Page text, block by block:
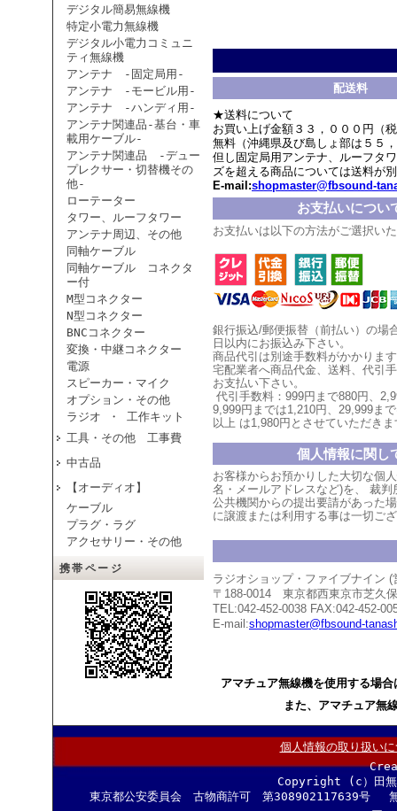
デジタル簡易無線機
特定小電力無線機
デジタル小電力コミュニ
ティ無線機
アンテナ -固定局用-
アンテナ -モービル用-
アンテナ -ハンディ用-
アンテナ関連品-基台・車
載用ケーブル-
アンテナ関連品 -デュー
プレクサー・切替機その
他-
ローテーター
タワー、ルーフタワー
アンテナ周辺、その他
同軸ケーブル
同軸ケーブル コネクタ
ー付
M型コネクター
N型コネクター
BNCコネクター
変換・中継コネクター
電源
スピーカー・マイク
オプション・その他
ラジオ ・ 工作キット
工具・その他 工事費
中古品
【オーディオ】
ケーブル
プラグ・ラグ
アクセサリー・その他
携帯ページ
配送料
★送料について
お買い上げ金額３３，０００円（
無料（沖縄県及び島しょ部は５５
但し固定局用アンテナ、ルーフタ
ズを超える商品については送料が
E-mail:shopmaster@fbsound-
お支払いについ
お支払いは以下の方法がご選択い
銀行振込/郵便振替（前払い）の場
日以内にお振込み下さい。
商品代引は別途手数料がかかりま
宅配業者へ商品代金、送料、代引
お支払い下さい。
代引手数料：999円まで880円、
9,999円までは1,210円、 29,999まで
以上 は1,980円とさせていただき
個人情報に関し
お客様からお預かりした大切な個
名・メールアドレスなど)を、 裁判
公共機関からの提出要請があった
に譲渡または利用する事は一切ご
ラジオショップ・ファイブナイン
〒188-0014 東京都西東京市芝久
TEL:042-452-0038 FAX:042-452-
E-mail:shopmaster@fbsound-
アマチュア無線機を使用する場
また、アマチュア無
個人情報の取り扱い
Copyright (c）田
東京都公安委員会 古物商許可 第308902117639号